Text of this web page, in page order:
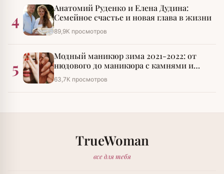
4
Анатомий Руденко и Елена Дудина:
Семейное счастье и новая глава в жизни
89,9К просмотров
5
Модный маникюр зима 2021-2022: от
нюдового до маникюра с камнями и
стразами
63,7К просмотров
TrueWoman
все для тебя